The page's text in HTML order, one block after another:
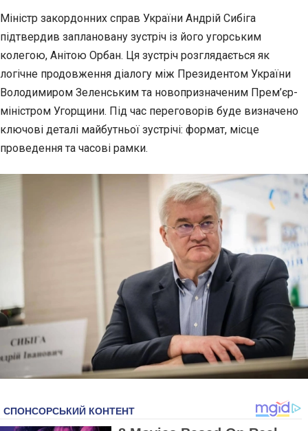
Міністр закордонних справ України Андрій Сибіга
підтвердив заплановану зустріч із його угорським
колегою, Анітою Орбан. Ця зустріч розглядається як
логічне продовження діалогу між Президентом України
Володимиром Зеленським та новопризначеним Прем’єр-
міністром Угорщини. Під час переговорів буде визначено
ключові деталі майбутньої зустрічі: формат, місце
проведення та часові рамки.